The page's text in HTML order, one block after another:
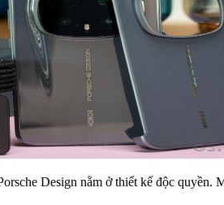
Design nằm ở thiết kế độc